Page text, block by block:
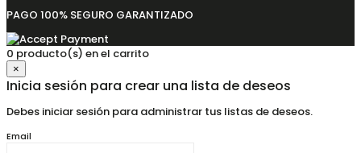
PAGO 100% SEGURO GARANTIZADO
0 producto(s) en el carrito
×
Inicia sesión para crear una lista de deseos
Debes iniciar sesión para administrar tus listas de deseos.
Email